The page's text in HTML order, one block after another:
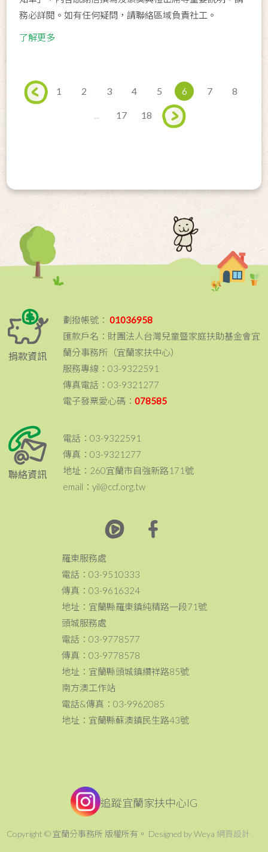
務必詳閱。如有任何疑問，請聯絡區域負責社工。
了解更多
1 2 3 4 5 6 7 8
17 18
捐款資訊
劃撥帳號： 01036958
匯款戶名：財團法人台灣兒童暨家庭扶助基金會宜
蘭分事務所（宜蘭家扶中心）
服務專線：03-9322591
傳真電話：03-9321277
電子發票愛心碼：078585
聯絡資訊
電話：03-9322591
傳真：03-9321277
地址：260宜蘭市自強新路171號
email：yil@ccf.org.tw
羅東服務處
電話：03-9510333
傳真：03-9616324
地址：宜蘭縣羅東鎮純精路一段71號
頭城服務處
電話：03-9778577
傳真：03-9778578
地址：宜蘭縣頭城鎮纘祥路85號
南方澳工作站
電話&傳真：03-9962085
地址：宜蘭縣蘇澳鎮民生路43號
追蹤宜蘭家扶中心IG
Copyright © 宜蘭分事務所 版權所有。 Designed by Weya 網頁設計